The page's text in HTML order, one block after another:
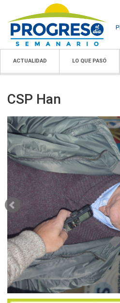
ACTUALIDAD LO QUE PASÓ
CSP Han